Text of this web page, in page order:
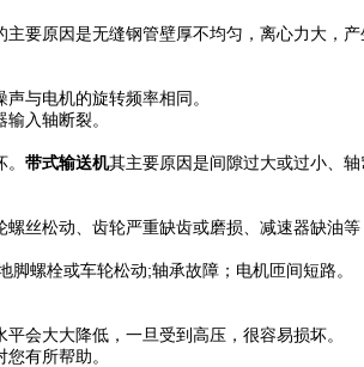
要原因是无缝钢管壁厚不均匀，离心力大，
与电机的旋转频率相同。
入轴断裂。
带式输送机其主要原因是间隙过大或过小、
丝松动、齿轮严重缺齿或磨损、减速器缺油等
螺栓或车轮松动;轴承故障；电机匝间短路。
会大大降低，一旦受到高压，很容易损坏。
有所帮助。